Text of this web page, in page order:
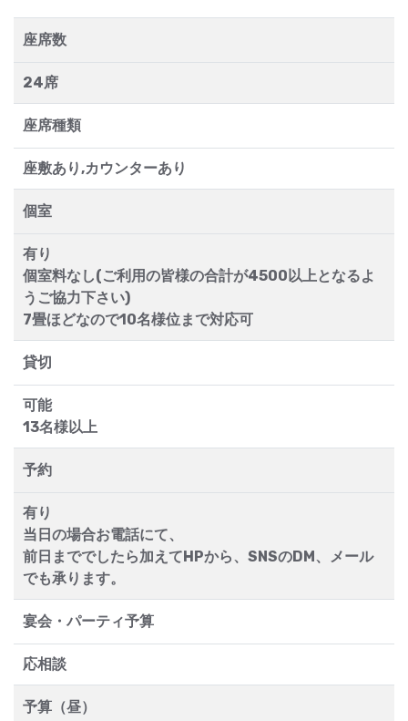
座席数
24席
座席種類
座敷あり,カウンターあり
個室
有り
個室料なし(ご利用の皆様の合計が4500以上となるよ
うご協力下さい)
7畳ほどなので10名様位まで対応可
貸切
可能
13名様以上
予約
有り
当日の場合お電話にて、
前日まででしたら加えてHPから、SNSのDM、メール
でも承ります。
宴会・パーティ予算
応相談
予算（昼）